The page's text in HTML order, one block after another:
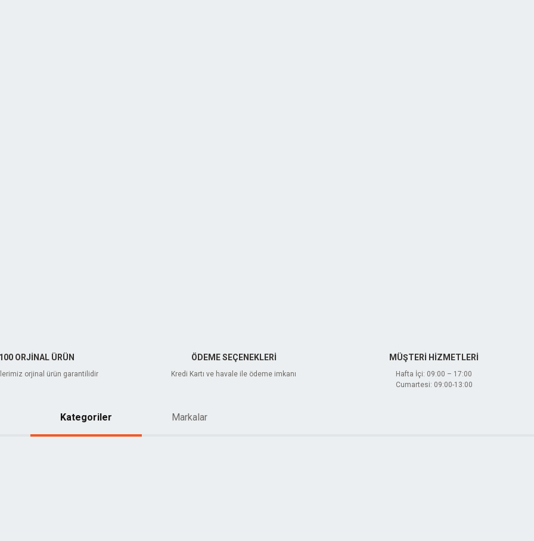
ORJİNAL ÜRÜN
orjinal ürün garantilidir
ÖDEME SEÇENEKLERİ
Kredi Kartı ve havale ile ödeme imkanı
MÜŞTERİ HİZMETLERİ
Hafta İçi: 09:00 – 17:00
Cumartesi: 09:00-13:00
Kategoriler Markalar